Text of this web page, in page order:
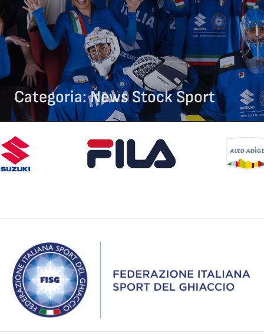
Categoria:News Stock Sport